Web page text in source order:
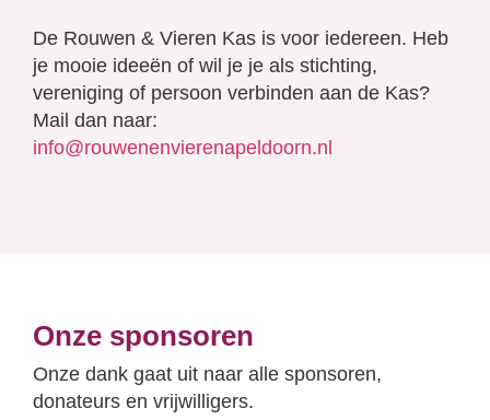
De Rouwen & Vieren Kas is voor iedereen. Heb
je mooie ideeën of wil je je als stichting,
vereniging of persoon verbinden aan de Kas?
Mail dan naar:
info@rouwenenvierenapeldoorn.nl
Onze sponsoren
Onze dank gaat uit naar alle sponsoren,
donateurs en vrijwilligers.